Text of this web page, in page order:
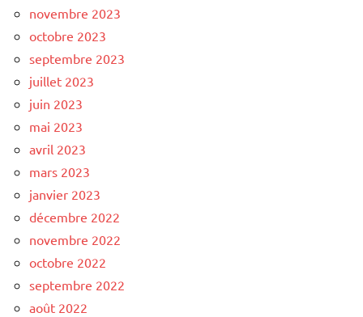
novembre 2023
octobre 2023
septembre 2023
juillet 2023
juin 2023
mai 2023
avril 2023
mars 2023
janvier 2023
décembre 2022
novembre 2022
octobre 2022
septembre 2022
août 2022